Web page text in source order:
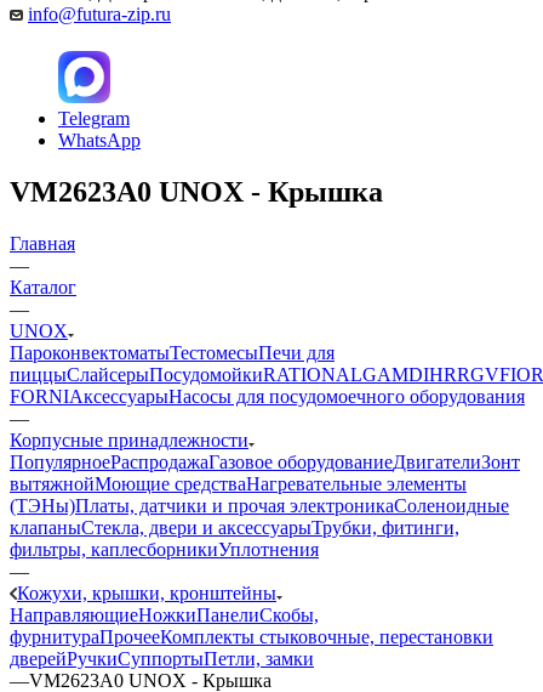
info@futura-zip.ru
Telegram
WhatsApp
VM2623A0 UNOX - Крышка
Главная
—
Каталог
—
UNOX
ПароконвектоматыТестомесыПечи для
пиццыСлайсерыПосудомойкиRATIONALGAMDIHRRGV
FORNIАксессуарыНасосы для посудомоечного оборудования
—
Корпусные принадлежности
ПопулярноеРаспродажаГазовое оборудованиеДвигателиЗонт
вытяжнойМоющие средстваНагревательные элементы
(ТЭНы)Платы, датчики и прочая электроникаСоленоидные
клапаныСтекла, двери и аксессуарыТрубки, фитинги,
фильтры, каплесборникиУплотнения
—
Кожухи, крышки, кронштейны
НаправляющиеНожкиПанелиCкобы,
фурнитураПрочееКомплекты стыковочные, перестановки
дверейРучкиСуппортыПетли, замки
—VM2623A0 UNOX - Крышка